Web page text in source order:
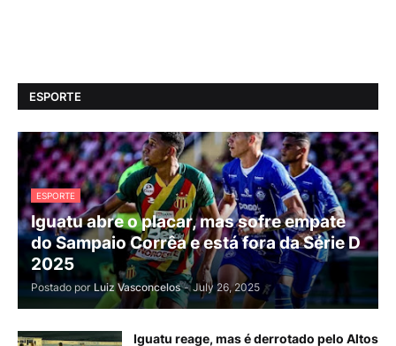
ESPORTE
ESPORTE
Iguatu abre o placar, mas sofre empate
do Sampaio Corrêa e está fora da Série D
2025
Postado por Luiz Vasconcelos - July 26, 2025
Iguatu reage, mas é derrotado pelo Altos